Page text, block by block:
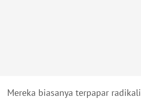
Mereka biasanya terpapar